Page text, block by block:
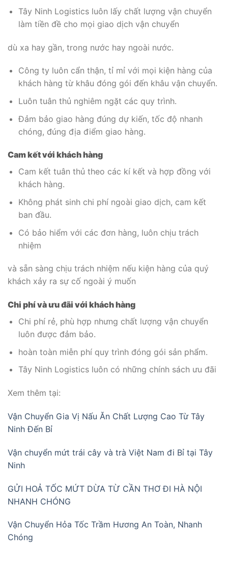
Tây Ninh Logistics luôn lấy chất lượng vận chuyển
làm tiền đề cho mọi giao dịch vận chuyển
dù xa hay gần, trong nước hay ngoài nước.
Công ty luôn cẩn thận, tỉ mỉ với mọi kiện hàng của
khách hàng từ khâu đóng gói đến khâu vận chuyển.
Luôn tuân thủ nghiêm ngặt các quy trình.
Đảm bảo giao hàng đúng dự kiến, tốc độ nhanh
chóng, đúng địa điểm giao hàng.
Cam kết với khách hàng
Cam kết tuân thủ theo các kí kết và hợp đồng với
khách hàng.
Không phát sinh chi phí ngoài giao dịch, cam kết
ban đầu.
Có bảo hiểm với các đơn hàng, luôn chịu trách
nhiệm
và sẵn sàng chịu trách nhiệm nếu kiện hàng của quý
khách xảy ra sự cố ngoài ý muốn
Chi phí và ưu đãi với khách hàng
Chi phí rẻ, phù hợp nhưng chất lượng vận chuyển
luôn được đảm bảo.
hoàn toàn miễn phí quy trình đóng gói sản phẩm.
Tây Ninh Logistics luôn có những chính sách ưu đãi
Xem thêm tại:
Vận Chuyển Gia Vị Nấu Ăn Chất Lượng Cao Từ Tây
Ninh Đến Bỉ
Vận chuyển mứt trái cây và trà Việt Nam đi Bỉ tại Tây
Ninh
GỬI HOẢ TỐC MỨT DỪA TỪ CẦN THƠ ĐI HÀ NỘI
NHANH CHÓNG
Vận Chuyển Hỏa Tốc Trầm Hương An Toàn, Nhanh
Chóng